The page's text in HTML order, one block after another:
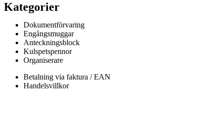
Kategorier
Dokumentförvaring
Engångsmuggar
Anteckningsblock
Kulspetspennor
Organiserare
Betalning via faktura / EAN
Handelsvillkor